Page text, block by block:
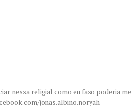
nessa religial como eu faso poderia me
jonas.albino.noryah